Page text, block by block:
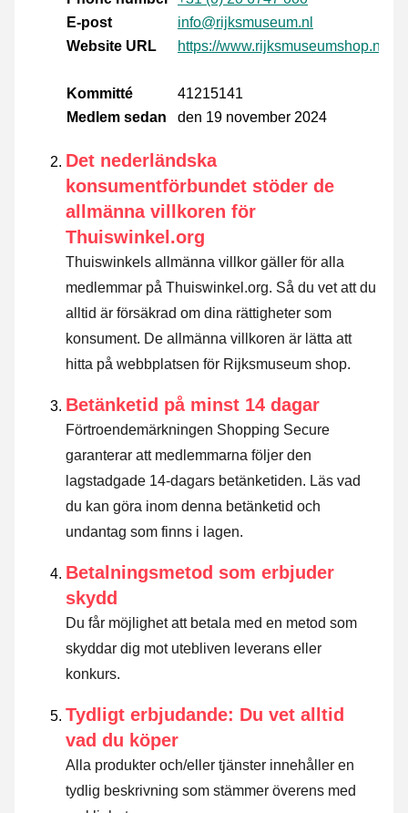
E-post
info@rijksmuseum.nl
Website URL
https://www.rijksmuseumshop.nl/
Kommitté
41215141
Medlem sedan
den 19 november 2024
Det nederländska
konsumentförbundet stöder de
allmänna villkoren för
Thuiswinkel.org
Thuiswinkels allmänna villkor gäller för alla
medlemmar på Thuiswinkel.org. Så du vet att du
alltid är försäkrad om dina rättigheter som
konsument. De allmänna villkoren är lätta att
hitta på webbplatsen för Rijksmuseum shop.
Betänketid på minst 14 dagar
Förtroendemärkningen Shopping Secure
garanterar att medlemmarna följer den
lagstadgade 14-dagars betänketiden. Läs vad
du kan göra inom denna betänketid och
undantag som finns i lagen.
Betalningsmetod som erbjuder
skydd
Du får möjlighet att betala med en metod som
skyddar dig mot utebliven leverans eller
konkurs.
Tydligt erbjudande: Du vet alltid
vad du köper
Alla produkter och/eller tjänster innehåller en
tydlig beskrivning som stämmer överens med